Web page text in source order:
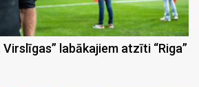
labākajiem atzīti “Riga”